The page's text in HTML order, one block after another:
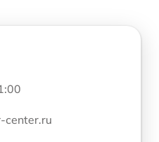
center.ru